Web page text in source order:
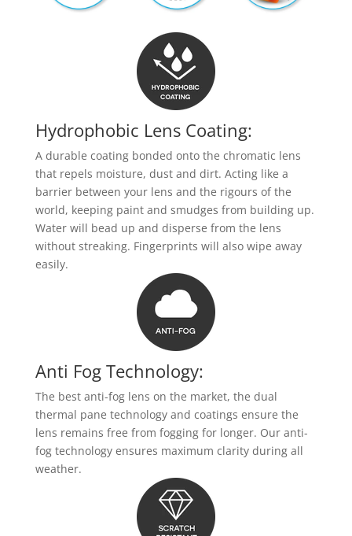
Hydrophobic Lens Coating:
A durable coating bonded onto the chromatic lens
that repels moisture, dust and dirt. Acting like a
barrier between your lens and the rigours of the
world, keeping paint and smudges from building up.
Water will bead up and disperse from the lens
without streaking. Fingerprints will also wipe away
easily.
Anti Fog Technology:
The best anti-fog lens on the market, the dual
thermal pane technology and coatings ensure the
lens remains free from fogging for longer. Our anti-
fog technology ensures maximum clarity during all
weather.